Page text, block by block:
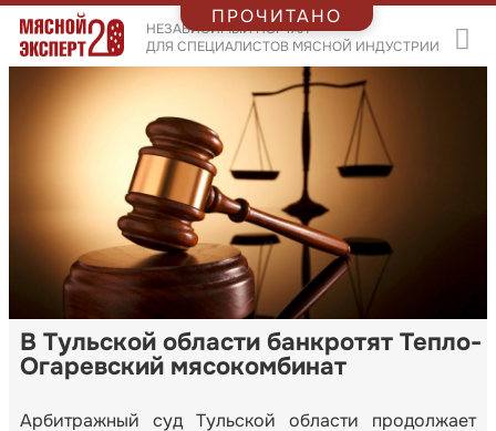
НЕЗАВИСИМЫЙ ПОРТАЛ
ДЛЯ СПЕЦИАЛИСТОВ МЯСНОЙ ИНДУСТРИИ
В Тульской области банкротят Тепло-
Огаревский мясокомбинат
Арбитражный суд Тульской области продолжает
ПРОЧИТАНО